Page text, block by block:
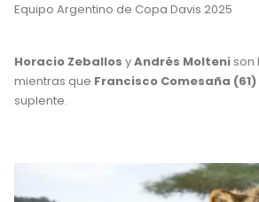
Equipo Argentino de Copa Davis 2025
Horacio Zeballos yAndrés Molteni son
mientras que Francisco Comesaña (61)
suplente.